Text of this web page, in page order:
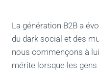
La génération B2B a
du dark social et des
nous commençons à
mérite lorsque les